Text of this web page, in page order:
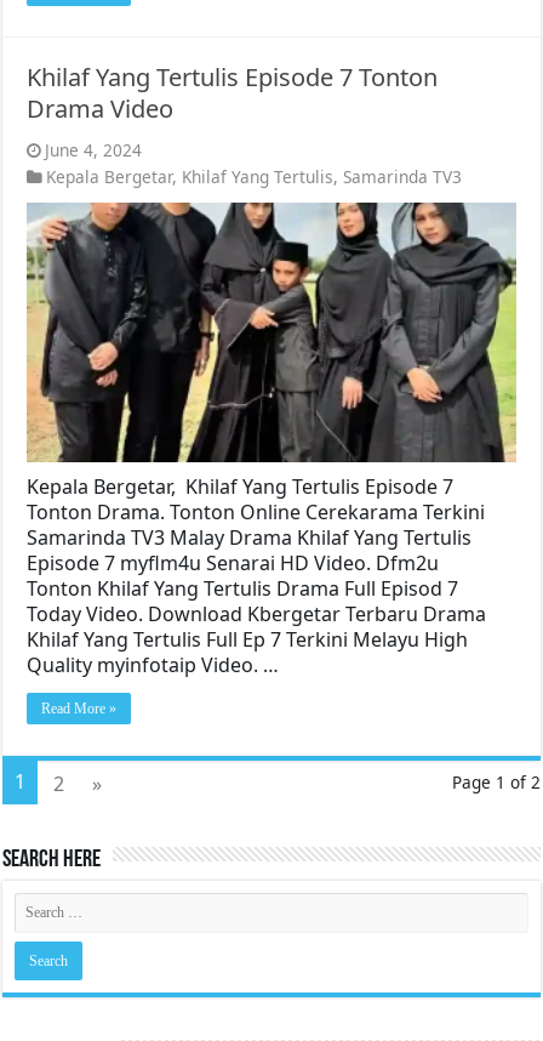
Khilaf Yang Tertulis Episode 7 Tonton
Drama Video
June 4, 2024
Kepala Bergetar, Khilaf Yang Tertulis, Samarinda TV3
Kepala Bergetar, Khilaf Yang Tertulis Episode 7
Tonton Drama. Tonton Online Cerekarama Terkini
Samarinda TV3 Malay Drama Khilaf Yang Tertulis
Episode 7 myflm4u Senarai HD Video. Dfm2u
Tonton Khilaf Yang Tertulis Drama Full Episod 7
Today Video. Download Kbergetar Terbaru Drama
Khilaf Yang Tertulis Full Ep 7 Terkini Melayu High
Quality myinfotaip Video. …
Read More »
Page 1 of 2
1 2 »
Search Here